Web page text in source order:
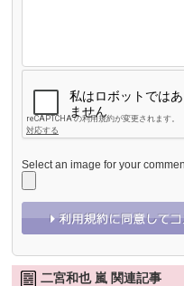
Select an image for your
二宮和也 嵐 関連記事